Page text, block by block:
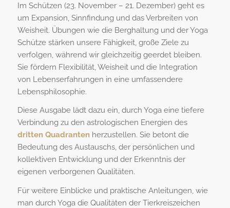
Im Schützen (23. November – 21. Dezember) geht es
um Expansion, Sinnfindung und das Verbreiten von
Weisheit. Übungen wie die Berghaltung und der Yoga
Schütze stärken unsere Fähigkeit, große Ziele zu
verfolgen, während wir gleichzeitig geerdet bleiben.
Sie fördern Flexibilität, Weisheit und die Integration
von Lebenserfahrungen in eine umfassendere
Lebensphilosophie.
Diese Ausgabe lädt dazu ein, durch Yoga eine tiefere
Verbindung zu den astrologischen Energien des
dritten Quadrantenherzustellen. Sie betont die
Bedeutung des Austauschs, der persönlichen und
kollektiven Entwicklung und der Erkenntnis der
eigenen verborgenen Qualitäten.
Für weitere Einblicke und praktische Anleitungen, wie
man durch Yoga die Qualitäten der Tierkreiszeichen